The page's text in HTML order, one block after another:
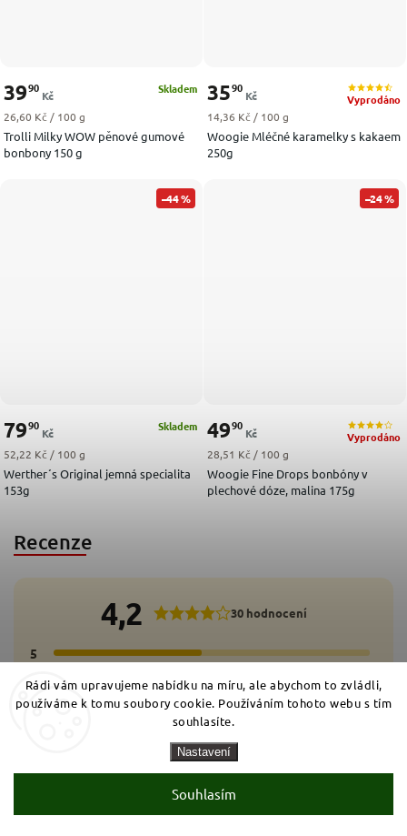
Rádi vám upravujeme nabídku na míru, ale abychom to zvládli,
používáme k tomu soubory cookie. Používáním tohoto webu s tím
souhlasíte.
Nastavení
Souhlasím
Trolli Milky WOW pěnové gumové
bonbony 150 g
Skladem
3990
Kč
Měrná cena:
26,60 Kč / 100 g
Woogie Mléčné karamelky s kakaem
250g
Vyprodáno
3590
Kč
Měrná cena:
14,36 Kč / 100 g
–44 %
Werther´s Original jemná specialita
153g
Skladem
7990
Kč
Měrná cena:
52,22 Kč / 100 g
–24 %
Woogie Fine Drops bonbóny v
plechové dóze, malina 175g
Vyprodáno
4990
Kč
Měrná cena:
28,51 Kč / 100 g
Recenze
4,2 30 hodnocení
5 16x
4
3 7x
2 2x
1 0x
Přidat hodnocení